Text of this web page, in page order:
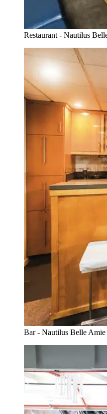
Restaurant - Nautilus
Bar - Nautilus Belle Amie